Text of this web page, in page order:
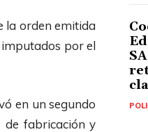
la orden emitida
imputados por el
en un segundo
de fabricación y